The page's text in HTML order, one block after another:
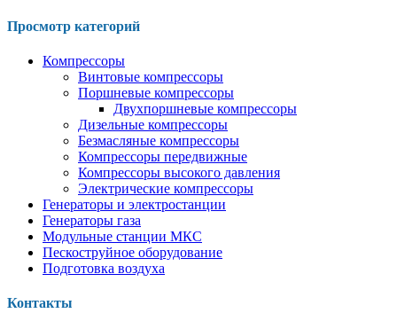
Просмотр категорий
Компрессоры
Винтовые компрессоры
Поршневые компрессоры
Двухпоршневые компрессоры
Дизельные компрессоры
Безмасляные компрессоры
Компрессоры передвижные
Компрессоры высокого давления
Электрические компрессоры
Генераторы и электростанции
Генераторы газа
Модульные станции МКС
Пескоструйное оборудование
Подготовка воздуха
Контакты